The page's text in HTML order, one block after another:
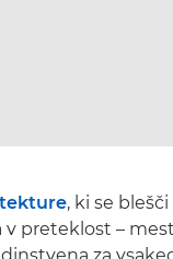
, ki se
preteklost –